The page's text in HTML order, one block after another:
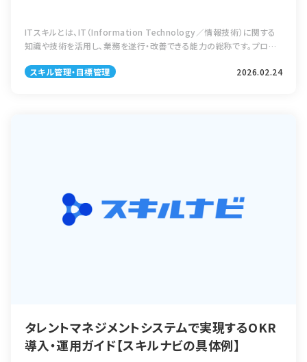
ITスキルとは、IT（Information Technology／情報技術）に関する
知識や技術を活用し、業務を遂行・改善できる能力の総称です。プログ
チャ […]
スキル管理・目標管理 2026.02.24
タレントマネジメントシステムで実現するOKR
導入・運用ガイド【スキルナビの具体例】